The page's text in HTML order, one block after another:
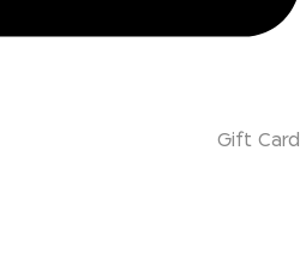
Gift Card